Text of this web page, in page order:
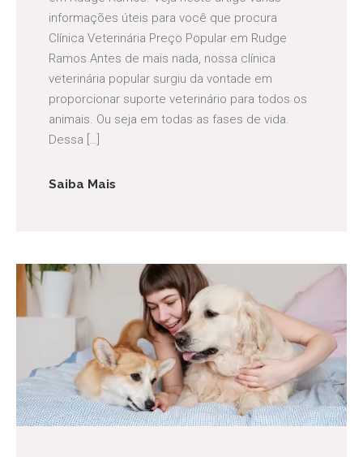
informações úteis para você que procura
Clínica Veterinária Preço Popular em Rudge
Ramos Antes de mais nada, nossa clínica
veterinária popular surgiu da vontade em
proporcionar suporte veterinário para todos os
animais. Ou seja em todas as fases de vida.
Dessa […]
Saiba Mais